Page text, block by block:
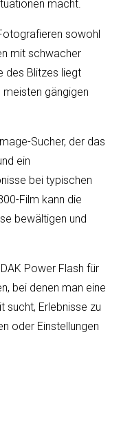
macht.
sowohl
mit schwacher
des Blitzes liegt
meisten gängigen
Sucher, der das
ein
bei typischen
Film kann die
bewältigen und
Power Flash für
bei denen man eine
sucht, Erlebnisse zu
oder Einstellungen